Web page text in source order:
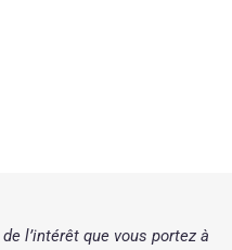
l’intérêt que vous portez à